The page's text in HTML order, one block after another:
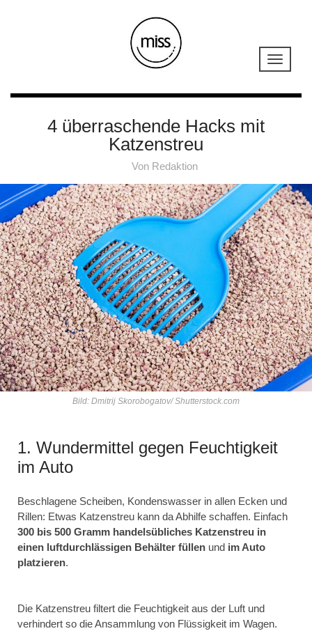
4 überraschende Hacks mit
Katzenstreu
Von Redaktion
Bild: Dmitrij Skorobogatov/ Shutterstock.com
1. Wundermittel gegen Feuchtigkeit
im Auto
Beschlagene Scheiben, Kondenswasser in allen Ecken und
Rillen: Etwas Katzenstreu kann da Abhilfe schaffen. Einfach
300 bis 500 Gramm handelsübliches Katzenstreu in
einen luftdurchlässigen Behälter füllen und im Auto
platzieren.
Die Katzenstreu filtert die Feuchtigkeit aus der Luft und
verhindert so die Ansammlung von Flüssigkeit im Wagen.